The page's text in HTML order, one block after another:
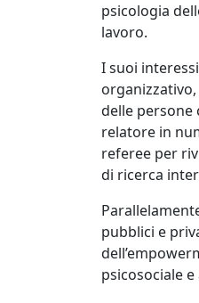
psicologia
lavoro.
I suoi
organizzativo,
delle persone
relatore in
referee per
di ricerca
pubblici e
psicosociale